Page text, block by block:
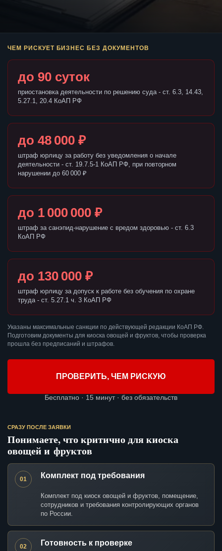
ЧЕМ РИСКУЕТ БИЗНЕС БЕЗ ДОКУМЕНТОВ
до 90 суток
приостановка деятельности по решению суда - ст. 6.3, 14.43,
5.27.1, 20.4 КоАП РФ
до 48 000 ₽
штраф юрлицу за работу без уведомления о начале
деятельности - ст. 19.7.5-1 КоАП РФ, при повторном
нарушении до 60 000 ₽
до 1 000 000 ₽
штраф за санэпид-нарушение с вредом здоровью - ст. 6.3
КоАП РФ
до 130 000 ₽
штраф юрлицу за допуск к работе без обучения по охране
труда - ст. 5.27.1 ч. 3 КоАП РФ
Указаны максимальные санкции по действующей редакции КоАП РФ.
Подготовим документы для киоска овощей и фруктов, чтобы проверка
прошла без предписаний и штрафов.
ПРОВЕРИТЬ, ЧЕМ РИСКУЮ
Бесплатно · 15 минут · без обязательств
СРАЗУ ПОСЛЕ ЗАЯВКИ
Понимаете, что критично для киоска
овощей и фруктов
01 Комплект под требования
Комплект под киоск овощей и фруктов, помещение,
сотрудников и требования контролирующих органов
по России.
02 Готовность к проверке